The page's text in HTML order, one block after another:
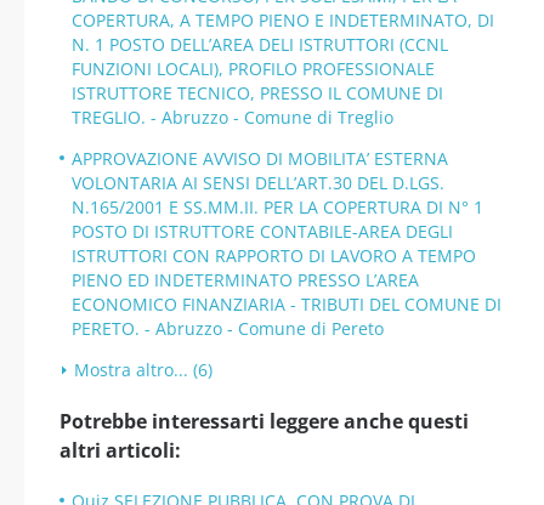
COPERTURA, A TEMPO PIENO E INDETERMINATO, DI
N. 1 POSTO DELL’AREA DELI ISTRUTTORI (CCNL
FUNZIONI LOCALI), PROFILO PROFESSIONALE
ISTRUTTORE TECNICO, PRESSO IL COMUNE DI
TREGLIO. - Abruzzo - Comune di Treglio
APPROVAZIONE AVVISO DI MOBILITA’ ESTERNA
VOLONTARIA AI SENSI DELL’ART.30 DEL D.LGS.
N.165/2001 E SS.MM.II. PER LA COPERTURA DI N° 1
POSTO DI ISTRUTTORE CONTABILE-AREA DEGLI
ISTRUTTORI CON RAPPORTO DI LAVORO A TEMPO
PIENO ED INDETERMINATO PRESSO L’AREA
ECONOMICO FINANZIARIA - TRIBUTI DEL COMUNE DI
PERETO. - Abruzzo - Comune di Pereto
Mostra altro... (6)
Potrebbe interessarti leggere anche questi
altri articoli: